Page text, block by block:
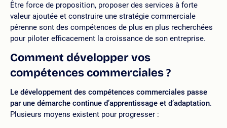
Être force de proposition, proposer des services à forte
valeur ajoutée et construire une stratégie commerciale
pérenne sont des compétences de plus en plus recherchées
pour piloter efficacement la croissance de son entreprise.
Comment développer vos
compétences commerciales ?
Le développement des compétences commerciales passe
par une démarche continue d’apprentissage et d’adaptation.
Plusieurs moyens existent pour progresser :